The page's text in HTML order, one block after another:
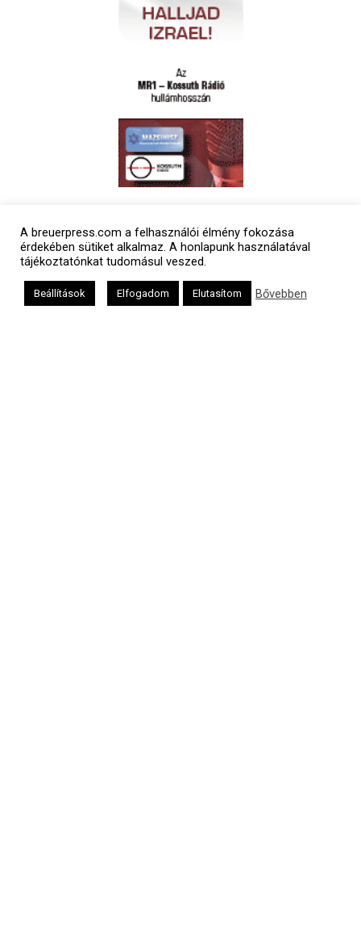
A breuerpress.com a felhasználói élmény fokozása
érdekében sütiket alkalmaz. A honlapunk használatával
tájékoztatónkat tudomásul veszed.
Beállítások Elfogadom Elutasítom Bővebben